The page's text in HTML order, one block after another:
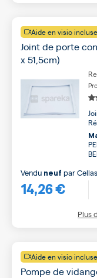
Aide en visio incluse
Joint de porte
x 51,5cm)
14,26 €
Vendu neuf par
Plus
Aide en visio incluse
Pompe de